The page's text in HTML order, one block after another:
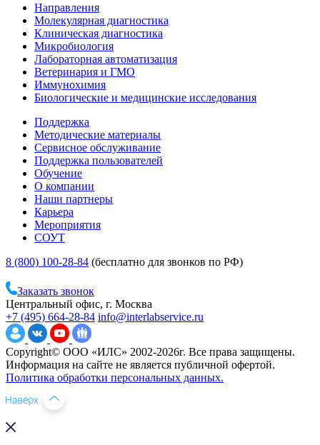
Направления
Молекулярная диагностика
Клиническая диагностика
Микробиология
Лабораторная автоматизация
Ветеринария и ГМО
Иммунохимия
Биологические и медицинские исследования
Поддержка
Методические материалы
Сервисное обслуживание
Поддержка пользователей
Обучение
О компании
Наши партнеры
Карьера
Мероприятия
СОУТ
8 (800) 100-28-84 (бесплатно для звонков по РФ)
Заказать звонок
Центральный офис, г. Москва
+7 (495) 664-28-84 info@interlabservice.ru
Copyright© ООО «ИЛС» 2002-2026г. Все права защищены.
Информация на сайте не является публичной офертой.
Политика обработки персональных данных.